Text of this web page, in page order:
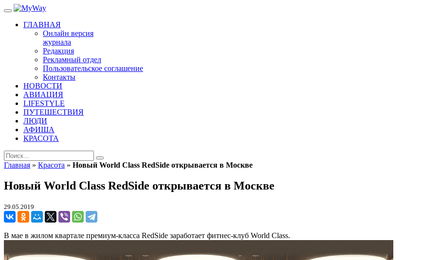
ГЛАВНАЯ
Онлайн версия
журнала
Редакция
Рекламный отдел
Пользовательское соглашение
Контакты
НОВОСТИ
АВИАЦИЯ
LIFESTYLE
ПУТЕШЕСТВИЯ
ЛЮДИ
АФИША
КРАСОТА
Главная » Красота » Новый World Class RedSide открывается в Москве
Новый World Class RedSide открывается в Москве
29.05.2019
В мае в жилом квартале премиум-класса RedSide заработает фитнес-клуб World Class.